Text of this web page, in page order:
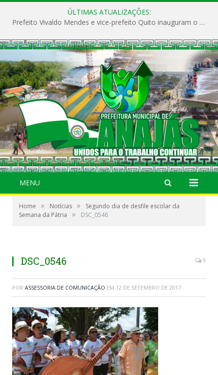
ÚLTIMAS ATUALIZAÇÕES:
Prefeito Vivaldo Mendes e vice-prefeito Quito inauguram o CAPS e fortalecem a saúde pública em Anajás.
MENU
Home » Notícias »
Segundo dia de desfile escolar da
Semana da Pátria
» DSC_0546
DSC_0546 0
POR ASSESSORIA DE COMUNICAÇÃO EM 12 DE SETEMBRO DE 2017